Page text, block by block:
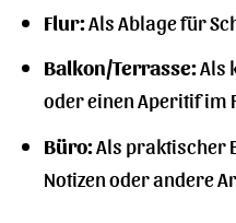
Flur:Als Ablage für
Balkon/Terrasse:Als
oder einen Aperitif im
Büro:Als praktischer
Notizen oder andere